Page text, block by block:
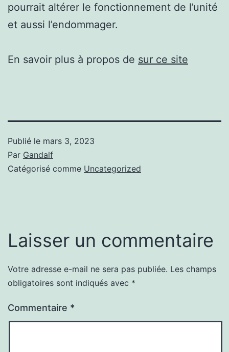
pourrait altérer le fonctionnement de l’unité
et aussi l’endommager.
En savoir plus à propos de sur ce site
Publié le mars 3, 2023
Par Gandalf
Catégorisé comme Uncategorized
Laisser un commentaire
Votre adresse e-mail ne sera pas publiée. Les champs
obligatoires sont indiqués avec *
Commentaire *